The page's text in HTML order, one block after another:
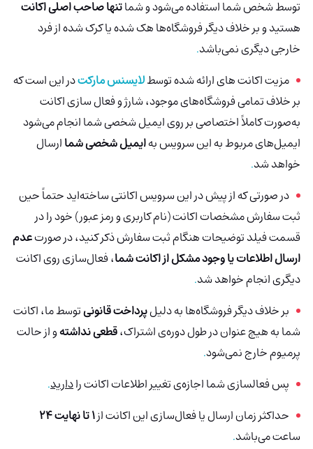
توسط شخص شما استفاده می‌شود و شماتنها صاحب اصلی اکانت
هستید و بر خلاف دیگر فروشگاه‌ها هک شدهیا کرک شده از فرد
خارجی دیگری نمی‌باشد.
مزیت اکانت های ارائه شده توسطلایسنس مارکتدر این است که
بر خلاف تمامی فروشگاه‌های موجود، شارژ و فعال سازی اکانت
به‌صورت کاملاً اختصاصی بر روی ایمیل شخصی شما انجام می‌شود
ایمیل‌های مربوط به این سرویس بهایمیل شخصی شماارسال
خواهد شد.
در صورتی که از پیش در این سرویس اکانتی ساخته‌اید حتماً حین
ثبت سفارش مشخصات اکانت (نام کاربری و رمز عبور) خود را در
قسمت فیلد توضیحات هنگام ثبت سفارش ذکر کنید، در صورتعدم
ارسال اطلاعات یا وجود مشکل از اکانت شما، فعال‌سازی روی اکانت
دیگری انجام خواهد شد.
بر خلاف دیگر فروشگاه‌ها به دلیلپرداخت قانونیتوسط ما، اکانت
شما به هیچ عنوان در طول دوره‌ی اشتراک،قطعی نداشتهو از حالت
پرمیوم خارج نمی‌شود.
پس فعالسازی شما اجازه‌ی تغییر اطلاعات اکانت رادارید.
حداکثر زمان ارسال یا فعال‌سازی این اکانت از1 تا نهایت 24
ساعت می‌باشد.